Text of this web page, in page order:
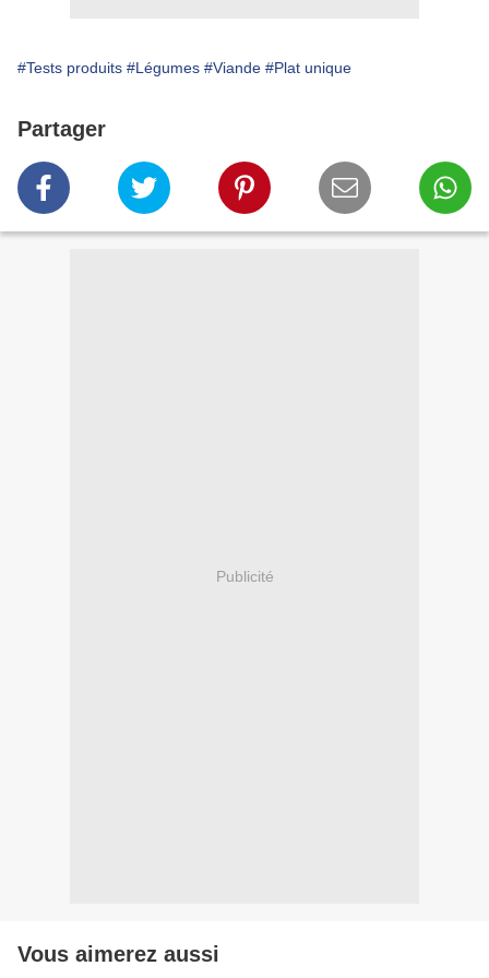
#Tests produits #Légumes #Viande #Plat unique
Partager
Publicité
Vous aimerez aussi